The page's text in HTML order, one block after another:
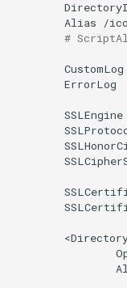
Alias
/
#
CustomLog
ErrorLog
SSLEngine